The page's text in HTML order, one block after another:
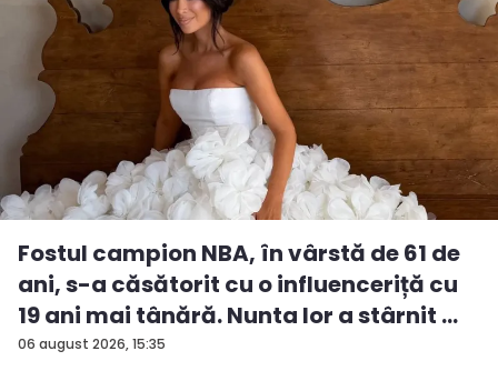
06 august 2026, 15:35
Fostul campion NBA, în vârstă de 61 de
ani, s-a căsătorit cu o influenceriță cu
19 ani mai tânără. Nunta lor a stârnit ...